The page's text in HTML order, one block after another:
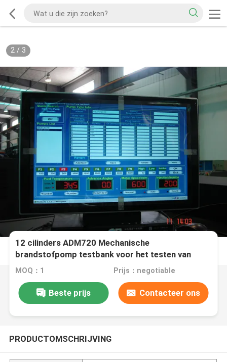
2/ 3
12 cilinders ADM720 Mechanische
brandstofpomp testbank voor het testen van
verschillende pompen
MOQ：1 Prijs：negotiable
Beste prijs Contacteer ons
PRODUCTOMSCHRIJVING